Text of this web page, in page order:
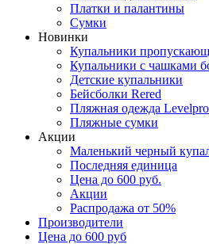
Платки и палантины
Сумки
Новинки
Купальники
Купальники с чашками
Детские купальники
Бейсболки Rered
Пляжная одежда Levelpro
Пляжные сумки
Акции
Маленький черный
Последняя единица
Цена до 600 руб.
Акции
Распродажа от 50%
Производители
Цена до 600 руб